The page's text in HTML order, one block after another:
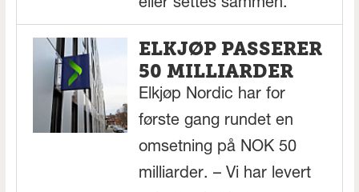
eller settes sammen.
ELKJØP PASSERER
50 MILLIARDER
Elkjøp Nordic har for
første gang rundet en
omsetning på NOK 50
milliarder. – Vi har levert